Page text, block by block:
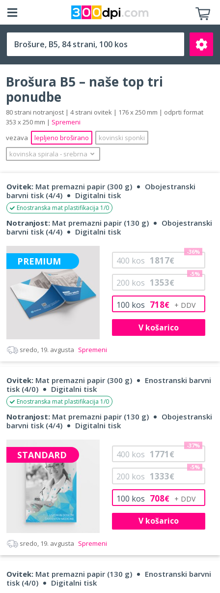
B5 (176 x 250 mm)
Išči
Brošura B5 – naše top tri
ponudbe
80 strani notranjost | 4 strani ovitek | 176 x 250 mm | odprti format
353 x 250 mm | Spremeni
vezava
lepljeno broširano
kovinski sponki
kovinska spirala ‐ srebrna
Ovitek: Mat premazni papir (300 g)
Obojestranski
barvni tisk (4/4)
Digitalni tisk
Enostranska mat plastifikacija 1/0
Notranjost: Mat premazni papir (130 g)
Obojestranski
barvni tisk (4/4)
Digitalni tisk
PREMIUM
100 kos 718€
200 kos 1353€
-5%
400 kos 1817€
-36%
V košarico
sredo, 19. avgusta Spremeni
Ovitek: Mat premazni papir (300 g)
Enostranski barvni
tisk (4/0)
Digitalni tisk
Enostranska mat plastifikacija 1/0
Notranjost: Mat premazni papir (130 g)
Obojestranski
barvni tisk (4/4)
Digitalni tisk
STANDARD
100 kos 708€
200 kos 1333€
-5%
400 kos 1771€
-37%
V košarico
sredo, 19. avgusta Spremeni
Ovitek: Mat premazni papir (130 g)
Enostranski barvni
tisk (4/0)
Digitalni tisk